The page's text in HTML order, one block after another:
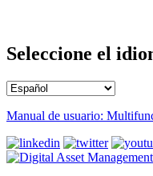
Seleccione el
Manual de usuario: